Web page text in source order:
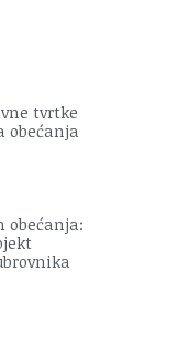
tvrtke
obećanja
obećanja: